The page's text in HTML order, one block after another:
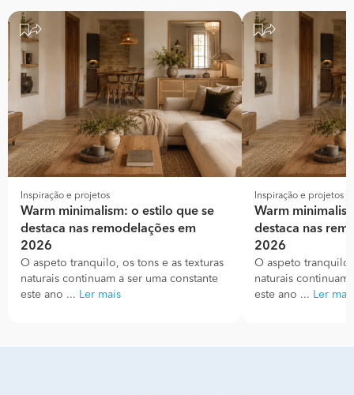
Inspiração e projetos
Warm minimalism: o estilo que se
destaca nas remodelações em
2026
O aspeto tranquilo, os tons e as texturas
naturais continuam a ser uma constante
este ano ... Ler mais
Inspiração e projetos
Warm
destaca nas
2026
O aspeto
naturais continuam
este ano ... Ler mais